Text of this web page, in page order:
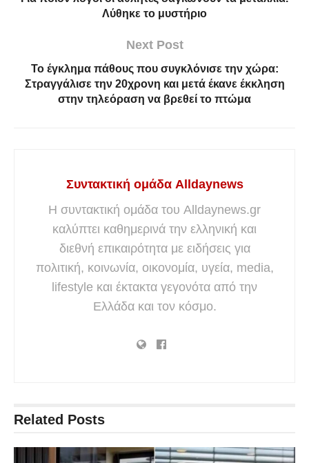
Λύθηκε το μυστήριο
Next Post
Το έγκλημα πάθους που συγκλόνισε την χώρα:
Στραγγάλισε την 20χρονη και μετά έκανε έκκληση
στην τηλεόραση να βρεθεί το πτώμα
Συντακτική ομάδα Alldaynews
Η συντακτική ομάδα του Alldaynews.gr
καλύπτει καθημερινά την ελληνική και
διεθνή επικαιρότητα με ειδήσεις για
πολιτική, κοινωνία, οικονομία, υγεία, media,
lifestyle και έκτακτα γεγονότα από την
Ελλάδα και τον κόσμο.
Related Posts